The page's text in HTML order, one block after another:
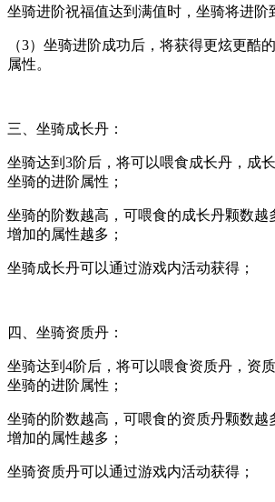
坐骑进阶祝福值达到满值时，坐骑将进阶
（3）坐骑进阶成功后，将获得更炫更酷
属性。
三、坐骑成长丹：
坐骑达到3阶后，将可以喂食成长丹，成
坐骑的进阶属性；
坐骑的阶数越高，可喂食的成长丹颗数越
增加的属性越多；
坐骑成长丹可以通过游戏内活动获得；
四、坐骑资质丹：
坐骑达到4阶后，将可以喂食资质丹，资
坐骑的进阶属性；
坐骑的阶数越高，可喂食的资质丹颗数越
增加的属性越多；
坐骑资质丹可以通过游戏内活动获得；